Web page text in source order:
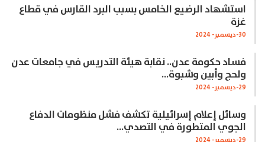
استشهاد الرضيع الخامس بسبب البرد القارس في قطاع
غزة
30-ديسمبر- 2024
فساد حكومة عدن.. نقابة هيئة التدريس في جامعات عدن
ولحج وأبين وشبوة…
29-ديسمبر- 2024
وسائل إعلام إسرائيلية تكشف فشل منظومات الدفاع
الجوي المتطورة في التصدي…